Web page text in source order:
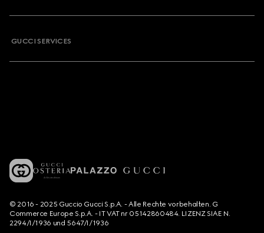
GUCCI SERVICES
© 2016 - 2025 Guccio Gucci S.p.A. - Alle Rechte vorbehalten. G
Commerce Europe S.p.A. - IT VAT nr 05142860484. LIZENZ SIAE N.
2294/I/1936 und 5647/I/1936